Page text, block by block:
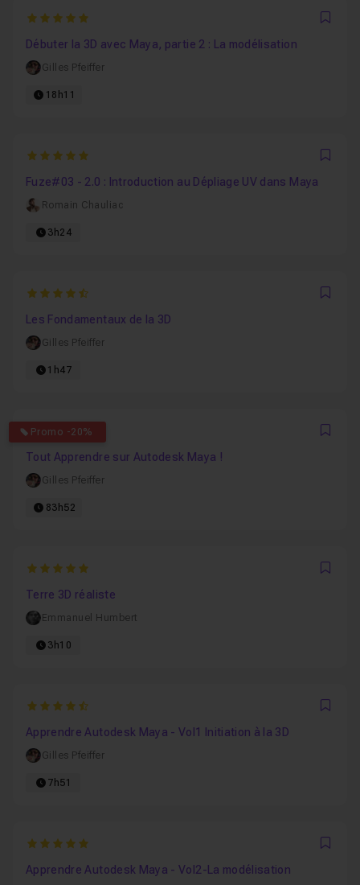
5
Débuter la 3D avec Maya, partie 2 : La modélisation
Gilles Pfeiffer
18h11
5
Fuze#03 - 2.0 : Introduction au Dépliage UV dans Maya
Romain Chauliac
3h24
4.9705882352941
Les Fondamentaux de la 3D
Gilles Pfeiffer
1h47
Promo -20%
4.9090909090909
Tout Apprendre sur Autodesk Maya !
Gilles Pfeiffer
83h52
5
Terre 3D réaliste
Emmanuel Humbert
3h10
4.9411764705882
Apprendre Autodesk Maya - Vol1 Initiation à la 3D
Gilles Pfeiffer
7h51
5
Apprendre Autodesk Maya - Vol2-La modélisation